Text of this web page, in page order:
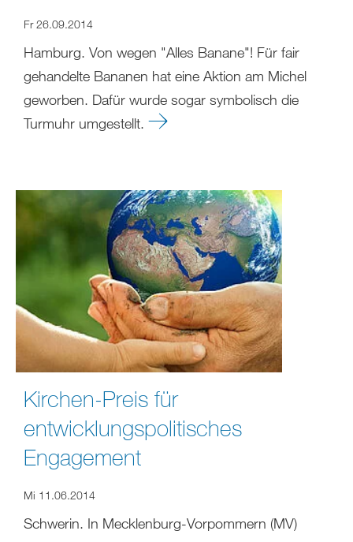
Fr 26.09.2014
Hamburg. Von wegen "Alles Banane"! Für fair
gehandelte Bananen hat eine Aktion am Michel
geworben. Dafür wurde sogar symbolisch die
Turmuhr umgestellt.
Kirchen-Preis für
entwicklungspolitisches
Engagement
Mi 11.06.2014
Schwerin. In Mecklenburg-Vorpommern (MV)